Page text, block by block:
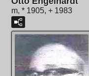
m, * 1905, + 1983